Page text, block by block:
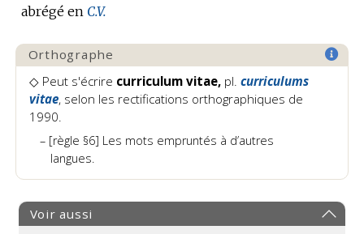
abrégé en C.V.
Orthographe
◇ Peut s'écrire curriculum vitae, pl. curriculums
vitae, selon les rectifications orthographiques de
1990.
[règle §6] Les mots empruntés à d’autres
langues.
Voir aussi